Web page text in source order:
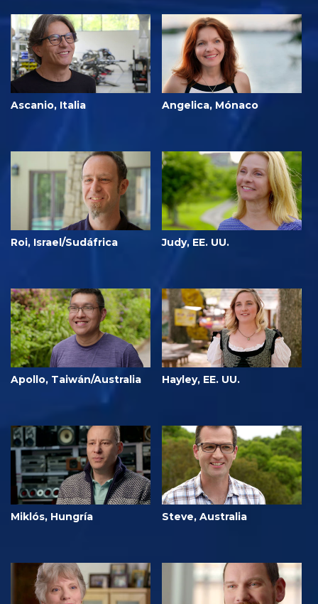
Ascanio, Italia Angelica, Mónaco
Roi, Israel/Sudáfrica Judy, EE. UU.
Apollo, Taiwán/Australia Hayley, EE. UU.
Miklós, Hungría Steve, Australia